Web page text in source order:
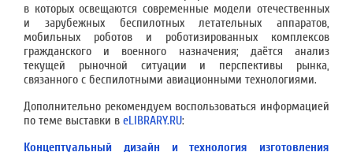
в которых освещаются современные модели отечественных
и зарубежных беспилотных летательных аппаратов,
мобильных роботов и роботизированных комплексов
гражданского и военного назначения; даётся анализ
текущей рыночной ситуации и перспективы рынка,
связанного с беспилотными авиационными технологиями.
Дополнительно рекомендуем воспользоваться информацией
по теме выставки в eLIBRARY.RU:
Концептуальный дизайн и технология изготовления